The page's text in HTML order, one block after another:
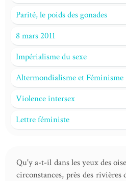
Parité, le poids des gonades
8 mars 2011
Impérialisme du sexe
Altermondialisme et Féminisme
Violence intersex
Lettre féministe
Qu'y a-t-il dans les yeux des
circonstances, près des rivières